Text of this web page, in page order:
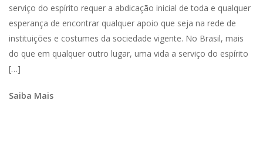
serviço do espírito requer a abdicação inicial de toda e qualquer
esperança de encontrar qualquer apoio que seja na rede de
instituições e costumes da sociedade vigente. No Brasil, mais
do que em qualquer outro lugar, uma vida a serviço do espírito
[…]
Saiba Mais